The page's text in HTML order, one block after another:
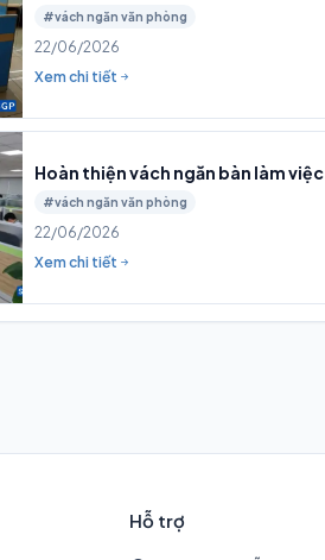
#vách ngăn văn phòng
22/06/2026
Xem chi tiết
Hoàn thiện vách ngăn bàn làm việc
#vách ngăn văn phòng
22/06/2026
Xem chi tiết
Hỗ trợ